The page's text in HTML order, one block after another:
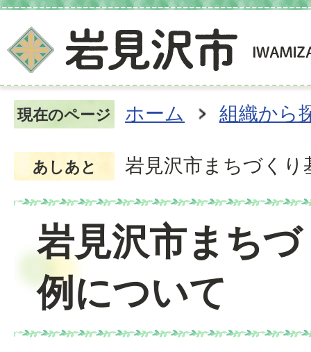
現在のページ ホーム 組織から
あしあと 岩見沢市まちづく
岩見沢市まち
例について